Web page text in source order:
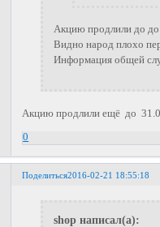
Акцию продлили до до
Видно народ плохо
Информация общей
Акцию продлили ещё до
0
Поделиться2016-02-21 18:55:18
shop написал(а):